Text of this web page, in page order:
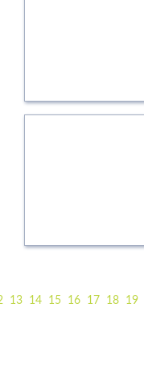
13 14 15 16 17 18 19